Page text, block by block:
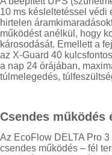
10 ms késleltetéssel védi
hirtelen
működést anélkül, hogy
károsodását. Emellett a
az X-Guard 40
a nap 24 órájában,
túlmelegedés,
Csendes működés
Az EcoFlow DELTA Pro
csendes működés – fél